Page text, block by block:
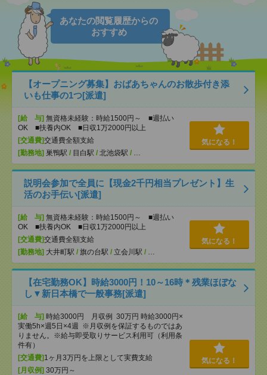
あなたの閲覧履歴からの
おすすめ
【オープニング募集】おばあちゃんのお散歩付き添
いも仕事の1つ[派遣]
[給 与] 無資格未経験：時給1500円～ ■週払い
OK ■扶養内OK ■日収1万2000円以上
[交通費]交通費全額支給
[勤務地] 巣鴨駅 / 目白駅 / 北池袋駅 / …
気になる！
説明会参加で全員に【現金2千円相当プレゼント】生
活のお手伝い[派遣]
[給 与] 無資格未経験：時給1500円～ ■週払い
OK ■扶養内OK ■日収1万2000円以上
[交通費]交通費全額支給
[勤務地] 大井町駅 / 旗の台駅 / 立会川駅 / …
気になる！
【在宅勤務OK】時給3000円！10～16時＊残業ほぼな
し▼新日本橋で一般事務[派遣]
[給 与] 時給3000円 月収例 30万円 時給3000円×
実働5h×週5日×4週 ※月収例を保証するものではあ
りません。※給与即受取りサービス利用可（利用条
件有）
[交通費] 1ヶ月3万円を上限として実費支給
[月収例] 30万円～
気になる！